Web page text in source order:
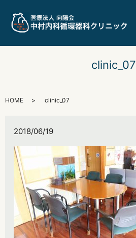
clinic_07
HOME clinic_07
2018/06/19